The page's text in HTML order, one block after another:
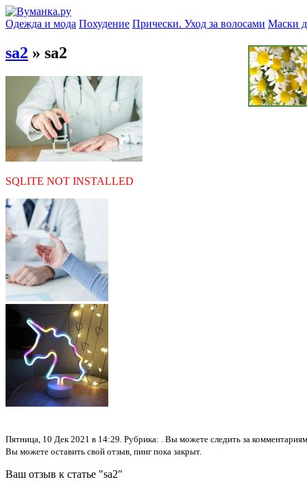
Одежда и мода Похудение Прически. Уход за волосами Маски
sa2 » sa2
SQLITE NOT INSTALLED
Пятница, 10 Дек 2021 в 14:29. Рубрика: . Вы можете следить за
Вы можете оставить свой отзыв, пинг пока закрыт.
Ваш отзыв к статье "sa2"